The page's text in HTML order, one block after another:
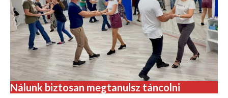
Nálunk biztosan megtanulsz táncolni